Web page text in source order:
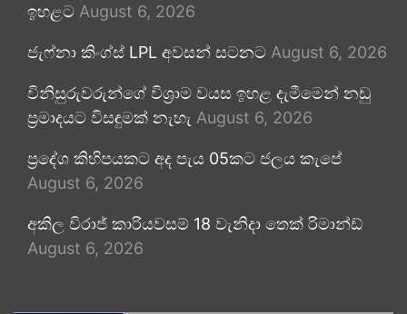
ඉහළට August 6, 2026
ජැෆ්නා කිංග්ස් LPL අවසන් සටනට August 6, 2026
විනිසුරුවරුන්ගේ විශ්‍රාම වයස ඉහළ දැමීමෙන් නඩු
ප්‍රමාදයට විසඳුමක් නැහැ August 6, 2026
ප්‍රදේශ කිහිපයකට අද පැය 05කට ජලය කැපේ
August 6, 2026
අකිල විරාජ් කාරියවසම් 18 වැනිදා තෙක් රිමාන්ඩ්
August 6, 2026